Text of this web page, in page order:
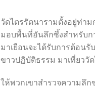
วัดไตรรัตนารามตั้งอยู่ท่า
มอบพื้นที่อันลึกซึ้งสำหรับก
มาเยือนจะได้รับการต้อน
ขาวปฏิบัติธรรม มาเที่ยววั
ให้พวกเขาสำรวจความลึ